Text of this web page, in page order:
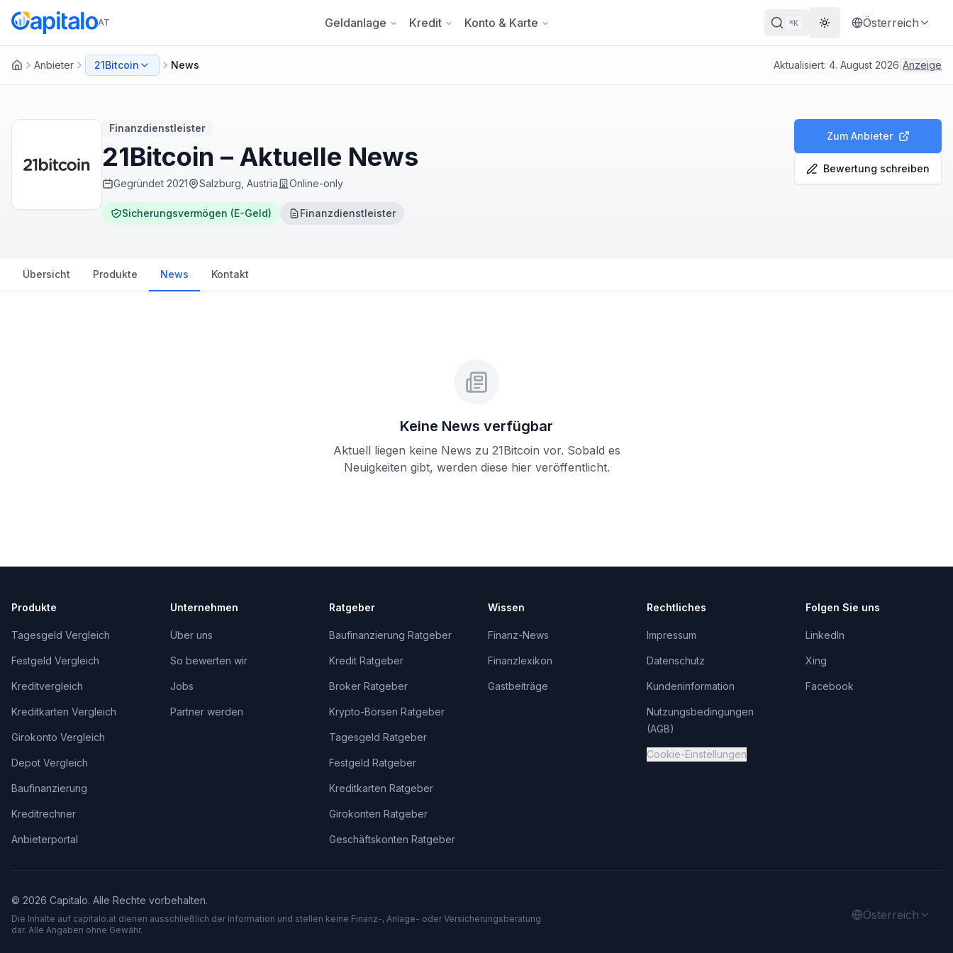
AT Geldanlage Kredit Konto & Karte ⌘K Theme wechseln
Österreich
Anbieter 21Bitcoin News Aktualisiert: 4. August 2026 Anzeige
Finanzdienstleister
21Bitcoin – Aktuelle News
Gegründet 2021 Salzburg, Austria Online-only
Sicherungsvermögen (E-Geld) Finanzdienstleister
Zum Anbieter
Bewertung schreiben
Übersicht Produkte News Kontakt
Keine News verfügbar
Aktuell liegen keine News zu 21Bitcoin vor. Sobald es
Neuigkeiten gibt, werden diese hier veröffentlicht.
Produkte
Tagesgeld Vergleich
Festgeld Vergleich
Kreditvergleich
Kreditkarten Vergleich
Girokonto Vergleich
Depot Vergleich
Baufinanzierung
Kreditrechner
Anbieterportal
Unternehmen
Über uns
So bewerten wir
Jobs
Partner werden
Ratgeber
Baufinanzierung Ratgeber
Kredit Ratgeber
Broker Ratgeber
Krypto-Börsen Ratgeber
Tagesgeld Ratgeber
Festgeld Ratgeber
Kreditkarten Ratgeber
Girokonten Ratgeber
Geschäftskonten Ratgeber
Wissen
Finanz-News
Finanzlexikon
Gastbeiträge
Rechtliches
Impressum
Datenschutz
Kundeninformation
Nutzungsbedingungen
(AGB)
Cookie-Einstellungen
Folgen Sie uns
LinkedIn
Xing
Facebook
© 2026 Capitalo. Alle Rechte vorbehalten.
Die Inhalte auf capitalo.at dienen ausschließlich der Information und stellen keine Finanz-, Anlage- oder Versicherungsberatung
dar. Alle Angaben ohne Gewähr.
Österreich